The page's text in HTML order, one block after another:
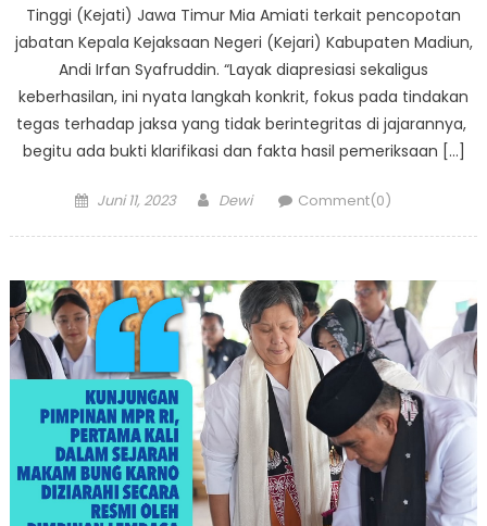
Tinggi (Kejati) Jawa Timur Mia Amiati terkait pencopotan
jabatan Kepala Kejaksaan Negeri (Kejari) Kabupaten Madiun,
Andi Irfan Syafruddin. “Layak diapresiasi sekaligus
keberhasilan, ini nyata langkah konkrit, fokus pada tindakan
tegas terhadap jaksa yang tidak berintegritas di jajarannya,
begitu ada bukti klarifikasi dan fakta hasil pemeriksaan […]
Posted
Juni 11, 2023 Author
Dewi Comment(0)